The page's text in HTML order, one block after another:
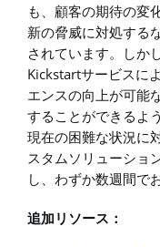
も、顧客の期待の変
新の脅威に対処する
されています。しか
Kickstartサービスに
エンスの向上が可能
することができるよ
現在の困難な状況に
スタムソリューショ
し、わずか数週間で
追加リソース：